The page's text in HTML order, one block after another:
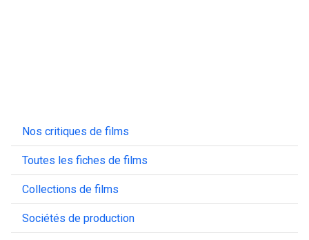
Nos critiques de films
Toutes les fiches de films
Collections de films
Sociétés de production